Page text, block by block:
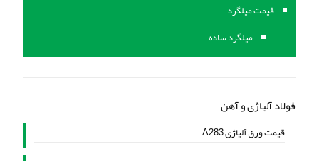
قیمت میلگرد
میلگرد ساده
فولاد آلیاژی و آهن
قیمت ورق آلیاژی A283